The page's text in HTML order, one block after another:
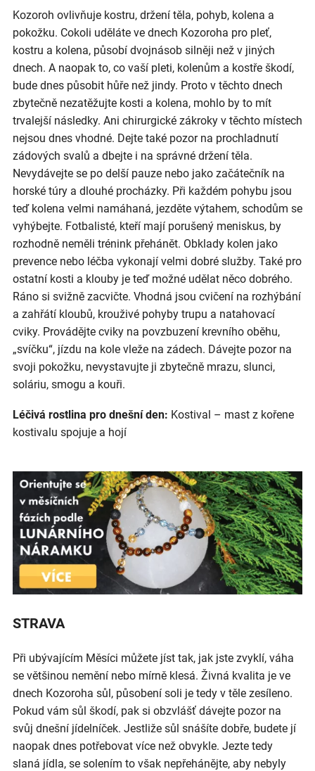
Kozoroh ovlivňuje kostru, držení těla, pohyb, kolena a
pokožku. Cokoli uděláte ve dnech Kozoroha pro pleť,
kostru a kolena, působí dvojnásob silněji než v jiných
dnech. A naopak to, co vaší pleti, kolenům a kostře škodí,
bude dnes působit hůře než jindy. Proto v těchto dnech
zbytečně nezatěžujte kosti a kolena, mohlo by to mít
trvalejší následky. Ani chirurgické zákroky v těchto místech
nejsou dnes vhodné. Dejte také pozor na prochladnutí
zádových svalů a dbejte i na správné držení těla.
Nevydávejte se po delší pauze nebo jako začátečník na
horské túry a dlouhé procházky. Při každém pohybu jsou
teď kolena velmi namáhaná, jezděte výtahem, schodům se
vyhýbejte. Fotbalisté, kteří mají porušený meniskus, by
rozhodně neměli trénink přehánět. Obklady kolen jako
prevence nebo léčba vykonají velmi dobré služby. Také pro
ostatní kosti a klouby je teď možné udělat něco dobrého.
Ráno si svižně zacvičte. Vhodná jsou cvičení na rozhýbání
a zahřátí kloubů, krouživé pohyby trupu a natahovací
cviky. Provádějte cviky na povzbuzení krevního oběhu,
„svíčku“, jízdu na kole vleže na zádech. Dávejte pozor na
svoji pokožku, nevystavujte ji zbytečně mrazu, slunci,
soláriu, smogu a kouři.
Léčivá rostlina pro dnešní den: Kostival – mast z kořene
kostivalu spojuje a hojí
STRAVA
Při ubývajícím Měsíci můžete jíst tak, jak jste zvyklí, váha
se většinou nemění nebo mírně klesá. Živná kvalita je ve
dnech Kozoroha sůl, působení soli je tedy v těle zesíleno.
Pokud vám sůl škodí, pak si obzvlášť dávejte pozor na
svůj dnešní jídelníček. Jestliže sůl snášíte dobře, budete jí
naopak dnes potřebovat více než obvykle. Jezte tedy
slaná jídla, se solením to však nepřehánějte, aby nebyly